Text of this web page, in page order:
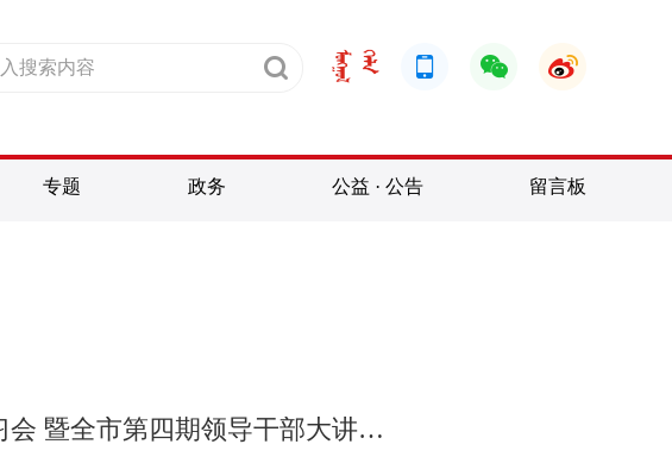
专题 政务 公益 · 公告 留言板
全市第四期领导干部大讲堂举行